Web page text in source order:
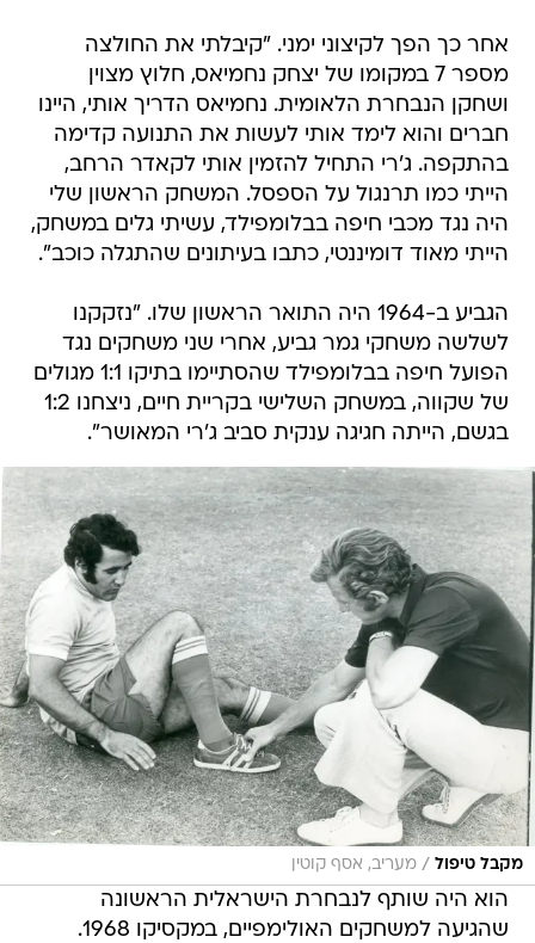
אחר כך הפך לקיצוני ימני. "קיבלתי את החולצה
מספר 7 במקומו של יצחק נחמיאס, חלוץ מצוין
ושחקן הנבחרת הלאומית. נחמיאס הדריך אותי, היינו
חברים והוא לימד אותי לעשות את התנועה קדימה
בהתקפה. ג'רי התחיל להזמין אותי לקאדר הרחב,
הייתי כמו תרנגול על הספסל. המשחק הראשון שלי
היה נגד מכבי חיפה בבלומפילד, עשיתי גלים במשחק,
הייתי מאוד דומיננטי, כתבו בעיתונים שהתגלה כוכב".
הגביע ב-1964 היה התואר הראשון שלו. "נזקקנו
לשלשה משחקי גמר גביע, אחרי שני משחקים נגד
הפועל חיפה בבלומפילד שהסתיימו בתיקו 1:1 מגולים
של שקווה, במשחק השלישי בקריית חיים, ניצחנו 1:2
בגשם, הייתה חגיגה ענקית סביב ג'רי המאושר".
מקבל טיפול / מעריב, אסף קוטין
הוא היה שותף לנבחרת הישראלית הראשונה
שהגיעה למשחקים האולימפיים, במקסיקו 1968.